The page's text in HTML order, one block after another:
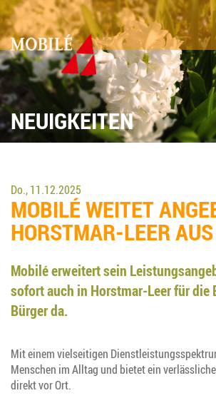
NEUIGKEITEN
Do., 11.12.2025
MOBILÉ WEI­TET
HORST­MAR-LEER AUS
Mobilé erwei­tert sein
sofort auch in Horst­mar-Leer für die
Bür­ger da.
Mit einem viel­sei­ti­gen
Men­schen im All­tag und bie­tet ein
direkt vor Ort.